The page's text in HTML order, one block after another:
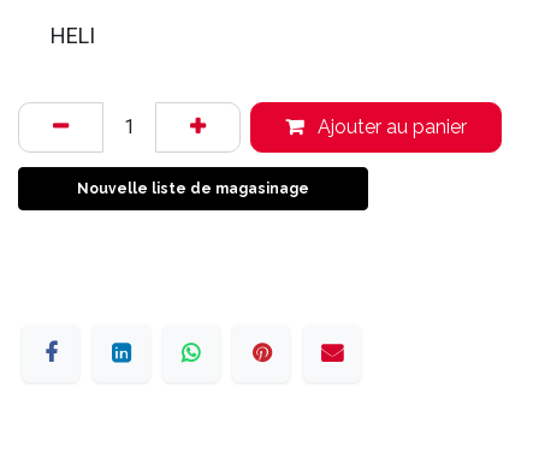
HELI
Ajouter au panier
Nouvelle liste de magasinage